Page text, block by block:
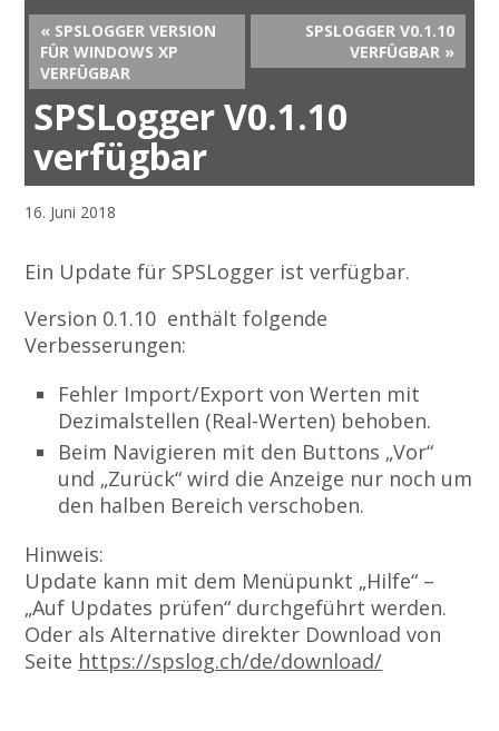
« SPSLOGGER VERSION
FÜR WINDOWS XP
VERFÜGBAR
SPSLOGGER V0.1.10
VERFÜGBAR »
SPSLogger V0.1.10
verfügbar
16. Juni 2018
Ein Update für SPSLogger ist verfügbar.
Version 0.1.10 enthält folgende
Verbesserungen:
Fehler Import/Export von Werten mit
Dezimalstellen (Real-Werten) behoben.
Beim Navigieren mit den Buttons „Vor“
und „Zurück“ wird die Anzeige nur noch um
den halben Bereich verschoben.
Hinweis:
Update kann mit dem Menüpunkt „Hilfe“ –
„Auf Updates prüfen“ durchgeführt werden.
Oder als Alternative direkter Download von
Seite https://spslog.ch/de/download/